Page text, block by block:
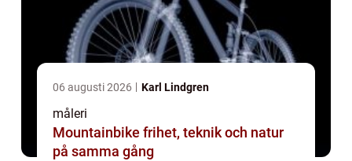
06 augusti 2026 Karl Lindgren
måleri
Mountainbike frihet, teknik och natur
på samma gång